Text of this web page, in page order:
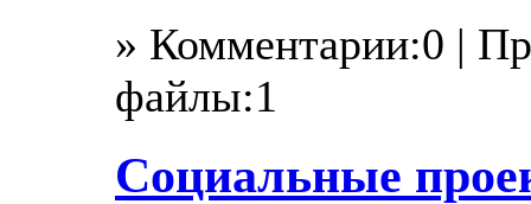
» Комментарии:0 |
файлы:1
Социальные